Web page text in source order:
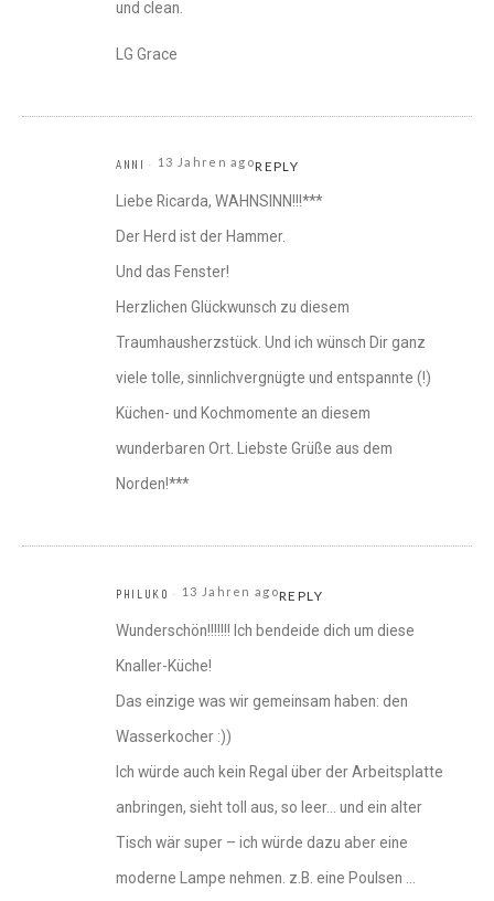
und clean.
LG Grace
ANNI 13 Jahren agoREPLY
Liebe Ricarda, WAHNSINN!!!***
Der Herd ist der Hammer.
Und das Fenster!
Herzlichen Glückwunsch zu diesem
Traumhausherzstück. Und ich wünsch Dir ganz
viele tolle, sinnlichvergnügte und entspannte (!)
Küchen- und Kochmomente an diesem
wunderbaren Ort. Liebste Grüße aus dem
Norden!***
PHILUKO 13 Jahren agoREPLY
Wunderschön!!!!!!! Ich bendeide dich um diese
Knaller-Küche!
Das einzige was wir gemeinsam haben: den
Wasserkocher :))
Ich würde auch kein Regal über der Arbeitsplatte
anbringen, sieht toll aus, so leer… und ein alter
Tisch wär super – ich würde dazu aber eine
moderne Lampe nehmen. z.B. eine Poulsen …